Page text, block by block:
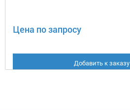
Цена по запросу
Добавить к заказу